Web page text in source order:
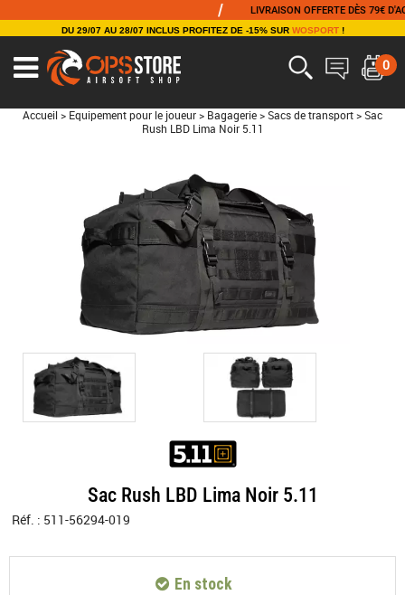
LIVRAISON OFFERTE DÈS 79€ D'ACHAT
DU 29/07 AU 28/07 INCLUS PROFITEZ DE -15% SUR WOSPORT!
0
Accueil > Equipement pour le joueur > Bagagerie > Sacs de transport > Sac
Rush LBD Lima Noir 5.11
Sac Rush LBD Lima Noir 5.11
Réf. : 511-56294-019
En stock